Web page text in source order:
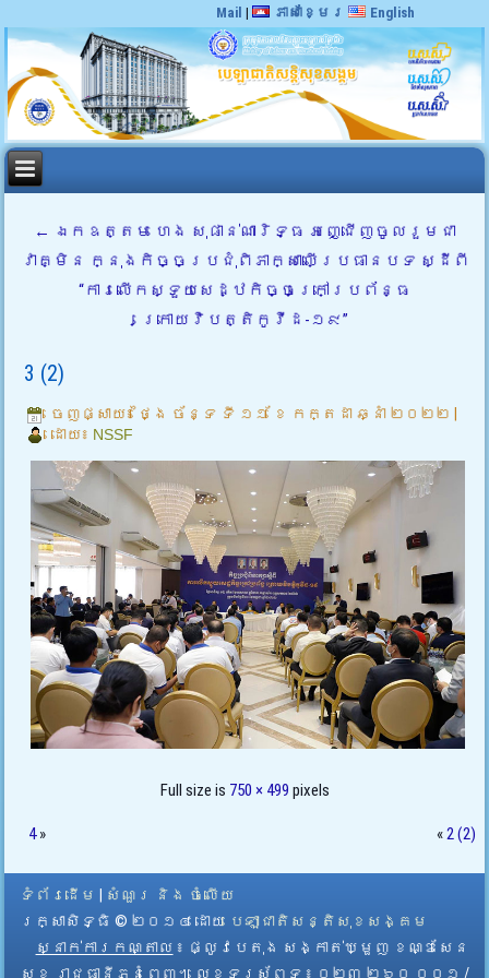
Mail | ភាសាខ្មែរ English
← ឯកឧត្តម ហេង សុផាន់ណារិទ្ធ អញ្ជើញចូលរួមជា
វាគ្មិន ក្នុងកិច្ចប្រជុំពិភាក្សាលើប្រធានបទ ស្ដីពី
“ការលើកស្ទួយសេដ្ឋកិច្ចក្រៅប្រព័ន្ធ
ក្រោយវិបត្តិកូវីដ-១៩”
3 (2)
ចេញផ្សាយ៖ ថ្ងៃ ច័ន្ទ ទី ១១ ខែ កក្តដា ឆ្នាំ ២០២២
ដោយ៖ NSSF
Full size is 750 × 499 pixels
4» «2 (2)
ទំព័រដើម
សំណួរ និង ចំលើយ
រក្សាសិទ្ធិ © ២០១៤ ដោយ​ បេឡាជាតិសន្តិសុខសង្គម
ស្នាក់ការកណ្តាល ៖ ផ្លូវបេតុង សង្កាត់ឃ្មួញ ខណ្ឌសែន
សុខ រាជធានីភ្នំពេញ។ លេខទូរស័ព្ទ ៖ ០២៣ ២៦០ ០០១ /